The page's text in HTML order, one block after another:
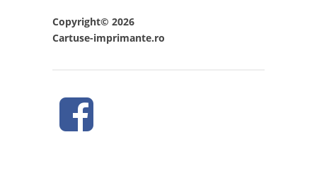
Copyright© 2026
Cartuse-imprimante.ro